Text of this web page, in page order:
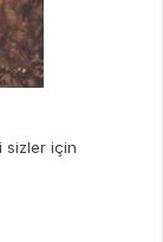
sizler için